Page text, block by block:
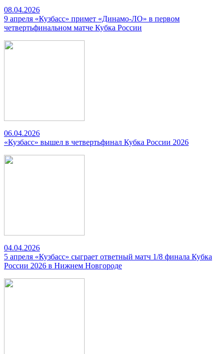
08.04.2026
9 апреля «Кузбасс» примет «Динамо-ЛО» в первом
четвертьфинальном матче Кубка России
06.04.2026
«Кузбасс» вышел в четвертьфинал Кубка России 2026
04.04.2026
5 апреля «Кузбасс» сыграет ответный матч 1/8 финала Кубка
России 2026 в Нижнем Новгороде